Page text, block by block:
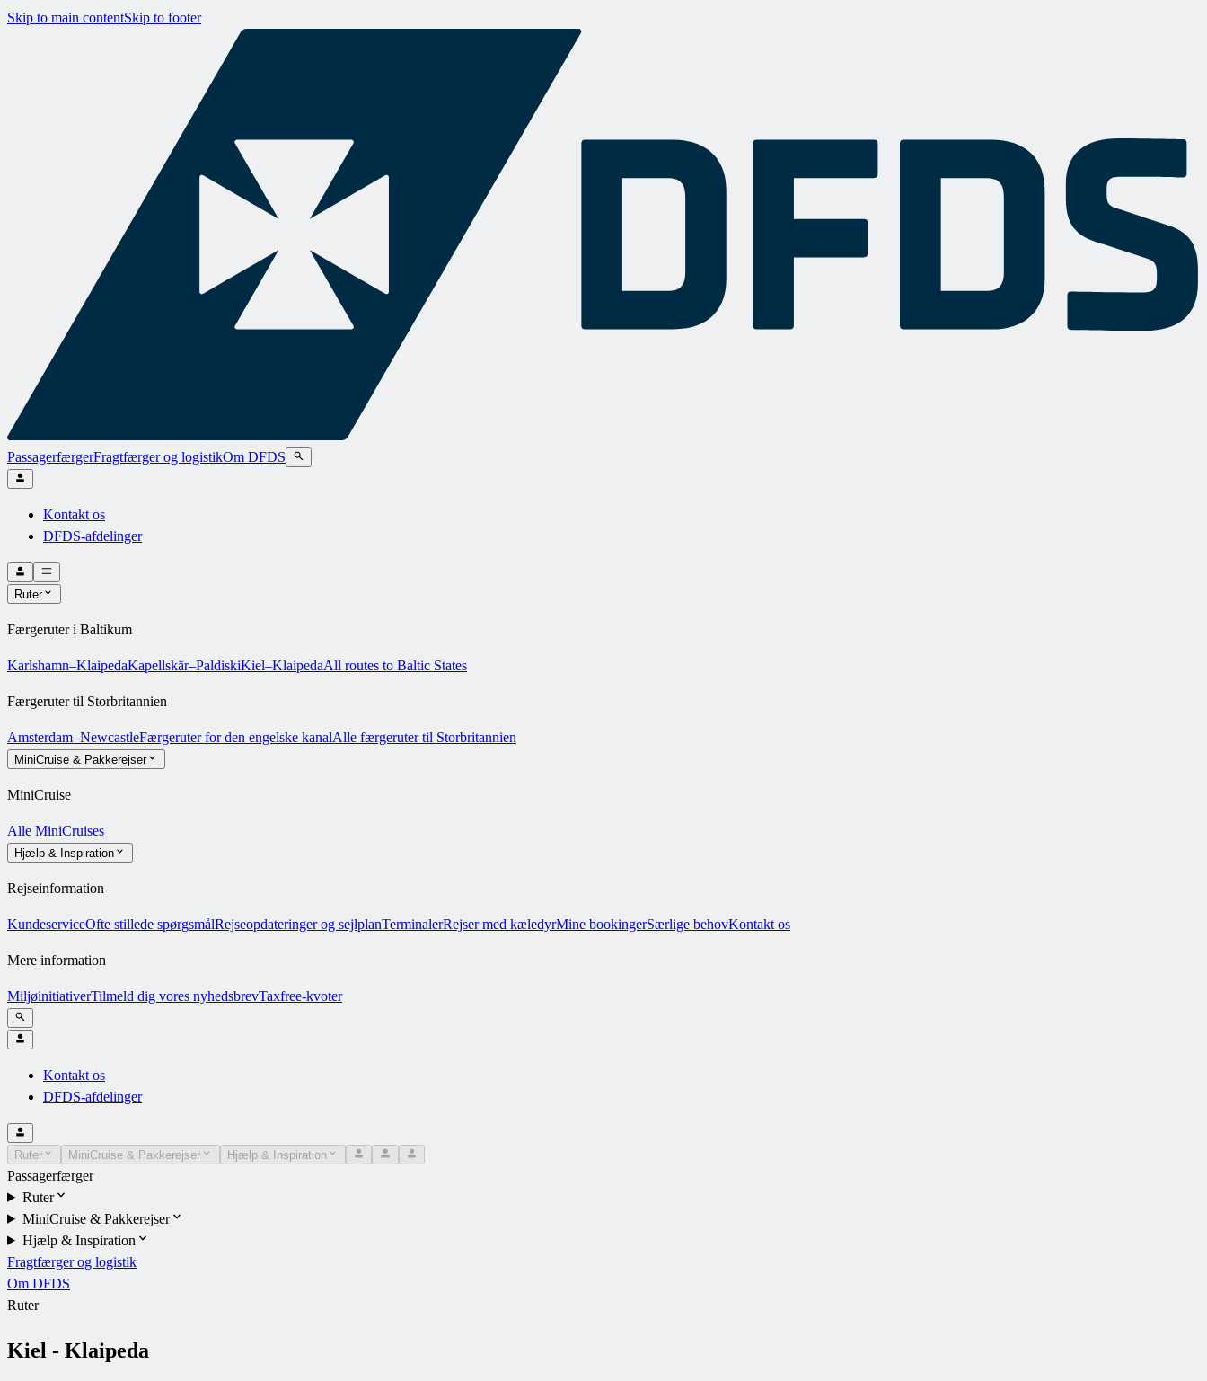
Skip to main contentSkip to footer
PassagerfærgerFragtfærger og logistikOm DFDS
Kontakt os
DFDS-afdelinger
Ruter
Færgeruter i Baltikum
Karlshamn–KlaipedaKapellskär–PaldiskiKiel–KlaipedaAll routes to Baltic States
Færgeruter til Storbritannien
Amsterdam–NewcastleFærgeruter for den engelske kanalAlle færgeruter til Storbritannien
MiniCruise & Pakkerejser
MiniCruise
Alle MiniCruises
Hjælp & Inspiration
Rejseinformation
KundeserviceOfte stillede spørgsmålRejseopdateringer og sejlplanTerminalerRejser med kæledyrMine bookingerSærlige behovKontakt os
Mere information
MiljøinitiativerTilmeld dig vores nyhedsbrevTaxfree-kvoter
Kontakt os
DFDS-afdelinger
Ruter MiniCruise & Pakkerejser Hjælp & Inspiration
Passagerfærger
Ruter
MiniCruise & Pakkerejser
Hjælp & Inspiration
Fragtfærger og logistik
Om DFDS
Ruter
Kiel - Klaipeda